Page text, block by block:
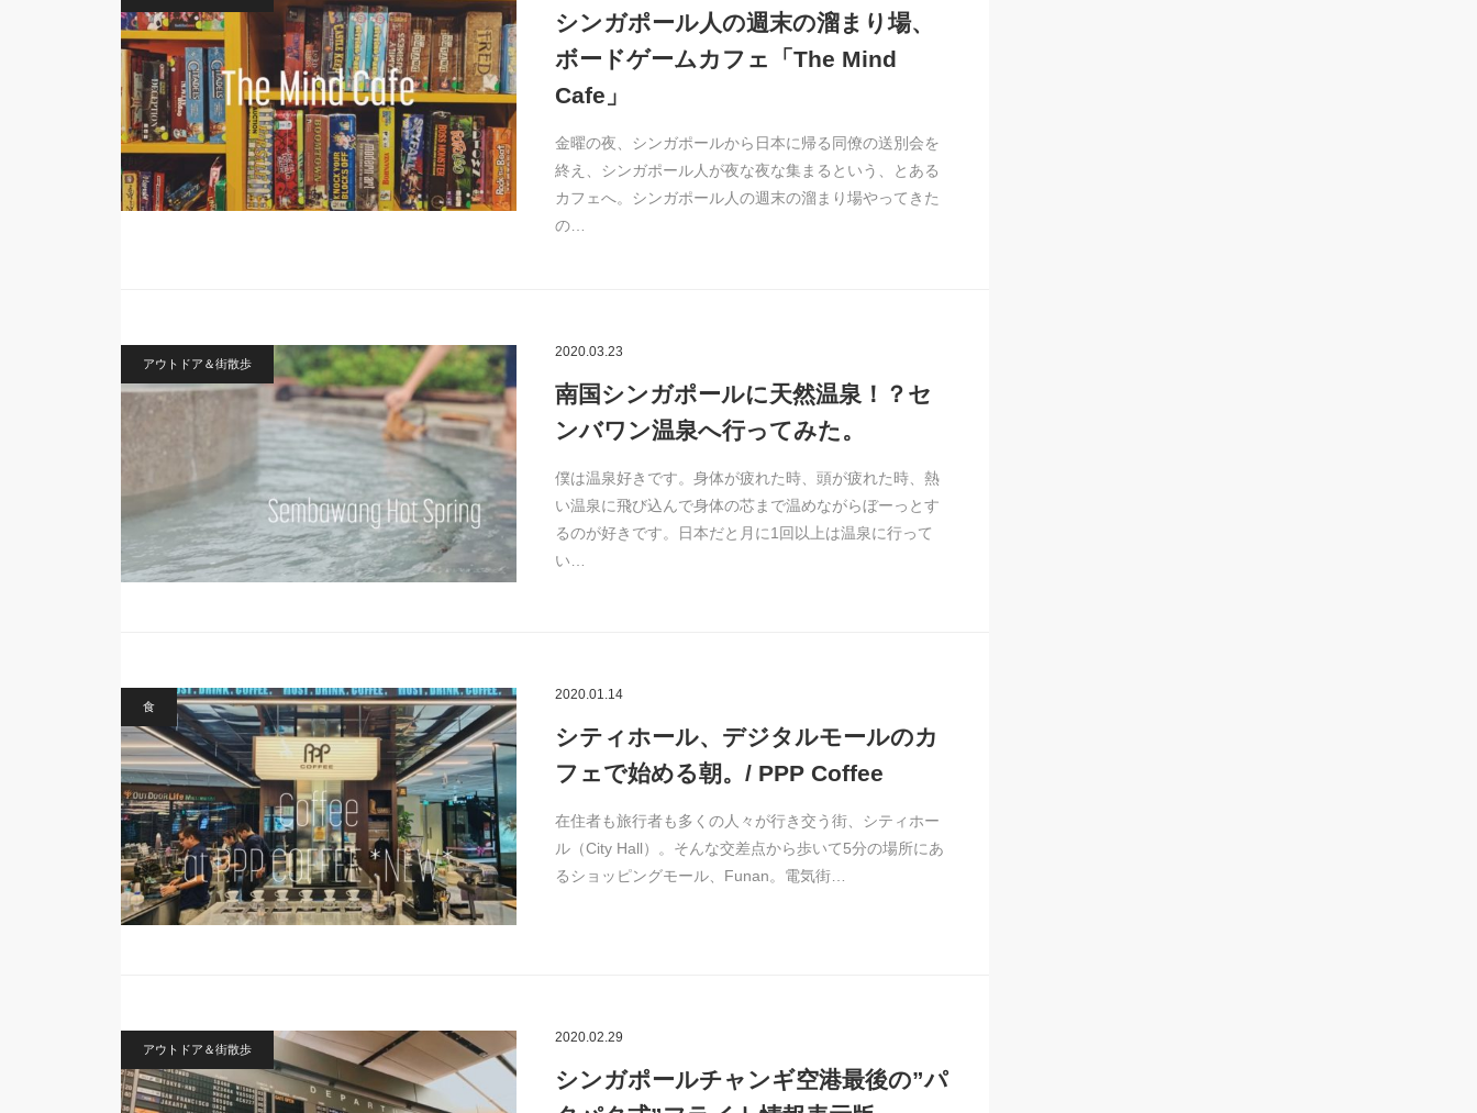
シンガポール人の週末の溜まり場、
ボードゲームカフェ「The Mind
Cafe」
金曜の夜、シンガポールから日本に帰る同僚の送別会を
終え、シンガポール人が夜な夜な集まるという、とある
カフェへ。シンガポール人の週末の溜まり場やってきた
の…
アウトドア＆街散歩
2020.03.23
南国シンガポールに天然温泉！？セ
ンバワン温泉へ行ってみた。
僕は温泉好きです。身体が疲れた時、頭が疲れた時、熱
い温泉に飛び込んで身体の芯まで温めながらぼーっとす
るのが好きです。日本だと月に1回以上は温泉に行って
い…
食
2020.01.14
シティホール、デジタルモールのカ
フェで始める朝。/ PPP Coffee
在住者も旅行者も多くの人々が行き交う街、シティホー
ル（City Hall）。そんな交差点から歩いて5分の場所にあ
るショッピングモール、Funan。電気街…
アウトドア＆街散歩
2020.02.29
シンガポールチャンギ空港最後の”パ